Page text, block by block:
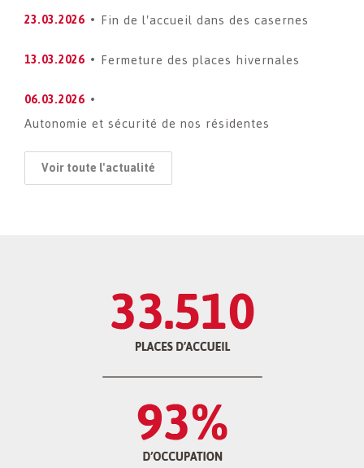
23.03.2026 Fin de l'accueil dans des casernes
13.03.2026 Fermeture des places hivernales
06.03.2026
Autonomie et sécurité de nos résidentes
Voir toute l'actualité